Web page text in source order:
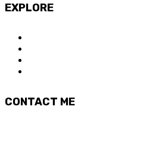
EXPLORE
CONTACT ME